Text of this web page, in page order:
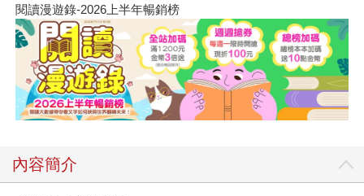
閱讀漫遊錄-2026上半年暢銷榜
內容簡介